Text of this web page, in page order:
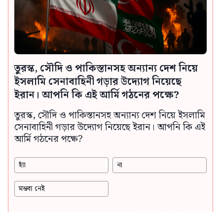
তুরস্ক, সৌদি ও পাকিস্তানসহ অন্যান্য দেশ নিয়ে
ইসলামি সেনাবাহিনী গড়ার উদ্যোগ নিয়েছে
ইরান। আপনি কি এই আর্মি গঠনের পক্ষে?
তুরস্ক, সৌদি ও পাকিস্তানসহ অন্যান্য দেশ নিয়ে ইসলামি
সেনাবাহিনী গড়ার উদ্যোগ নিয়েছে ইরান। আপনি কি এই
আর্মি গঠনের পক্ষে?
হ্যাঁ না
মন্তব্য নেই